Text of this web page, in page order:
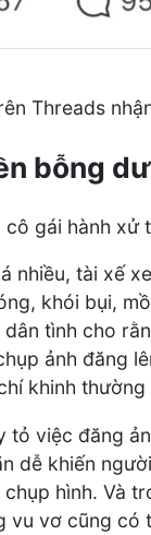
Threads
bỗng
gái hành xử
nhiều, tài xế
khói bụi,
tình cho
ảnh đăng
khinh
tỏ việc đăng
dễ khiến
hình. Và
vu vơ cũng có